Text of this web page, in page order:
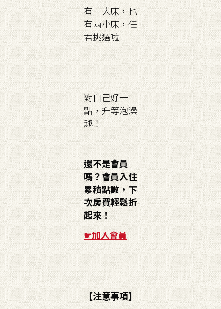
有一大床，也
有兩小床，任
君挑選啦
對自己好一
點，升等泡澡
趣！
還不是會員
嗎？會員入住
累積點數，下
次房費輕鬆折
起來！
☛加入會員
【注意事項】